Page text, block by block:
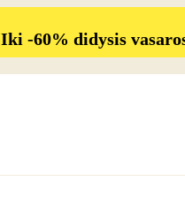
Iki -60% didysis